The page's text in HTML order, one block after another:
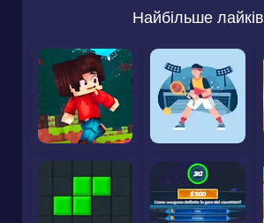
Найбільше лайків